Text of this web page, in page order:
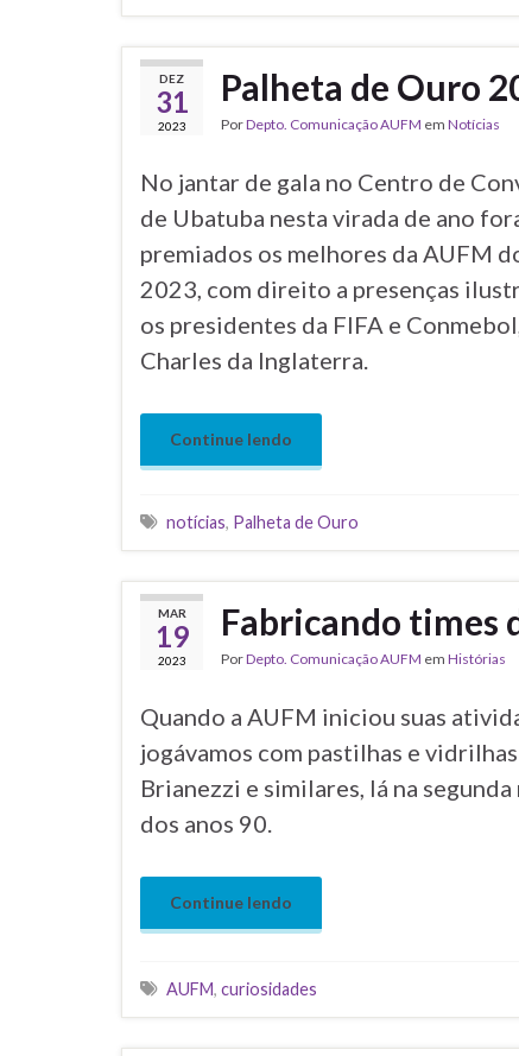
DEZ
31
2023
Palheta de Ouro
PorDepto. Comunicação AUFM em Notícias
No jantar de gala no Centro de
de Ubatuba nesta virada de ano
premiados os melhores da AUFM
2023, com direito a presenças
os presidentes da FIFA e
Charles da Inglaterra.
Continue lendo
Tags
notícias, Palheta de Ouro
MAR
19
2023
Fabricando times
PorDepto. Comunicação AUFM em Histórias
Quando a AUFM iniciou suas
jogávamos com pastilhas e
Brianezzi e similares, lá na
dos anos 90.
Continue lendo
Tags
AUFM, curiosidades